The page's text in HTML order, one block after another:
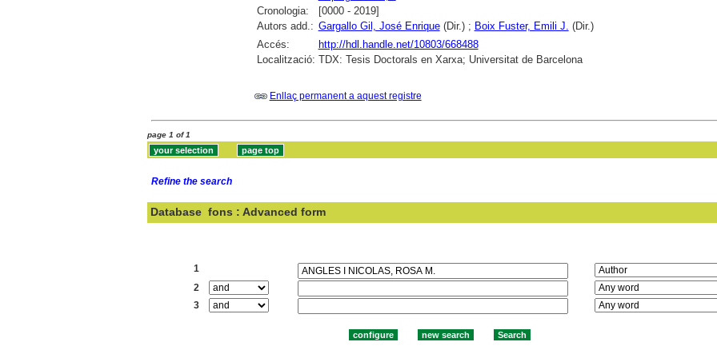
Cronologia:
[0000 - 2019]
Autors add.: Gargallo Gil, José Enrique(Dir.) ; Boix Fuster, Emili J. (Dir.)
Accés:
http://hdl.handle.net/10803/668488
Localització: TDX: Tesis Doctorals en Xarxa; Universitat de Barcelona
Enllaç permanent a aquest registre
page 1 of 1
Refine the search
Database fons : Advanced form
1
2
3